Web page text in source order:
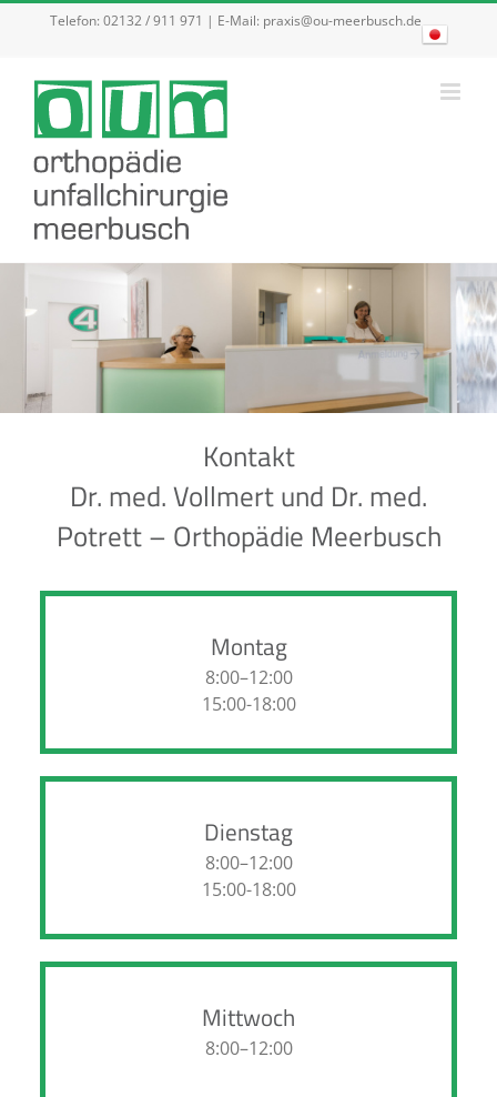
Telefon: 02132 / 911 971 | E-Mail: praxis@ou-meerbusch.de
Kontakt
Dr. med. Vollmert und Dr. med.
Potrett – Orthopädie Meerbusch
Montag
8:00–12:00
15:00-18:00
Dienstag
8:00–12:00
15:00-18:00
Mittwoch
8:00–12:00